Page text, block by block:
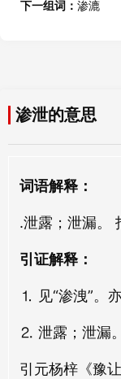
下一组词： 渗漉
渗泄的意思
词语解释：
.泄露；泄漏。
引证解释：
⒈ 见“渗洩”。亦
⒉ 泄露；泄漏。
引元杨梓《豫